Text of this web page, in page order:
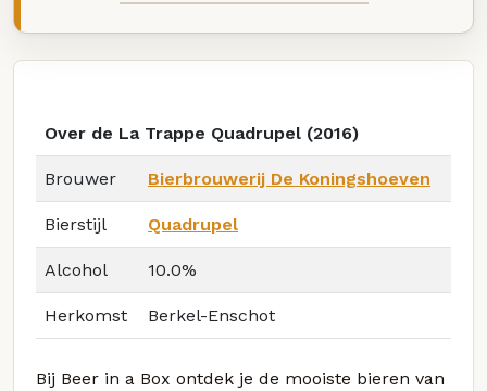
Over de La Trappe Quadrupel (2016)
Brouwer Bierbrouwerij De Koningshoeven
Bierstijl Quadrupel
Alcohol 10.0%
Herkomst Berkel-Enschot
Bij Beer in a Box ontdek je de mooiste bieren van